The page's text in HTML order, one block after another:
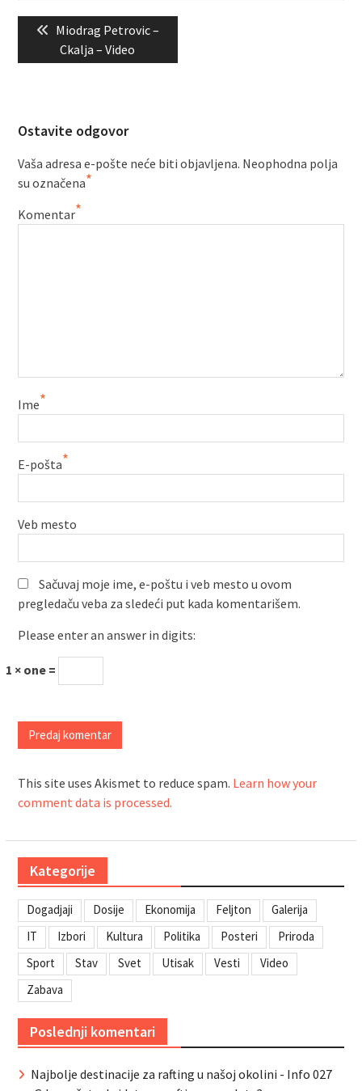
Kretanje
člankaPrevious
post:
Miodrag Petrovic –
Ckalja – Video
Ostavite odgovor
Vaša adresa e-pošte neće biti objavljena. Neophodna polja
su označena*
Komentar*
Ime*
E-pošta*
Veb mesto
Sačuvaj moje ime, e-poštu i veb mesto u ovom
pregledaču veba za sledeći put kada komentarišem.
Please enter an answer in digits:
1 × one =
This site uses Akismet to reduce spam. Learn how your
comment data is processed.
Kategorije
Dogadjaji Dosije Ekonomija Feljton
Galerija
IT
Izbori Kultura Politika Posteri
Priroda
Sport
Stav Svet Utisak Vesti
Video
Zabava
Poslednji komentari
Najbolje destinacije za rafting u našoj okolini - Info 027